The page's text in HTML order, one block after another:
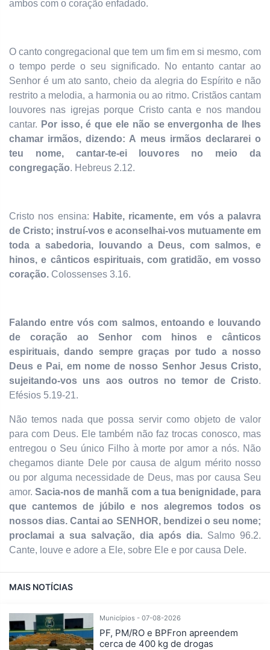
ambos com o coração enfadado.
O canto congregacional que tem um fim em si mesmo, com
o tempo perde o seu significado. No entanto cantar ao
Senhor é um ato santo, cheio da alegria do Espírito e não
restrito a melodia, a harmonia ou ao ritmo. Cristãos cantam
louvores nas igrejas porque Cristo canta e nos mandou
cantar. Por isso, é que ele não se envergonha de lhes
chamar irmãos, dizendo: A meus irmãos declararei o
teu nome, cantar-te-ei louvores no meio da
congregação. Hebreus 2.12.
Cristo nos ensina: Habite, ricamente, em vós a palavra
de Cristo; instruí-vos e aconselhai-vos mutuamente em
toda a sabedoria, louvando a Deus, com salmos, e
hinos, e cânticos espirituais, com gratidão, em vosso
coração. Colossenses 3.16.
Falando entre vós com salmos, entoando e louvando
de coração ao Senhor com hinos e cânticos
espirituais, dando sempre graças por tudo a nosso
Deus e Pai, em nome de nosso Senhor Jesus Cristo,
sujeitando-vos uns aos outros no temor de Cristo.
Efésios 5.19-21.
Não temos nada que possa servir como objeto de valor
para com Deus. Ele também não faz trocas conosco, mas
entregou o Seu único Filho à morte por amor a nós. Não
chegamos diante Dele por causa de algum mérito nosso
ou por alguma necessidade de Deus, mas por causa Seu
amor.Sacia-nos de manhã com a tua benignidade, para
que cantemos de júbilo e nos alegremos todos os
nossos dias. Cantai ao SENHOR, bendizei o seu nome;
proclamai a sua salvação, dia após dia.Salmo 96.2.
Cante, louve e adore a Ele, sobre Ele e por causa Dele.
MAIS NOTÍCIAS
Municípios - 07-08-2026
PF, PM/RO e BPFron apreendem
cerca de 400 kg de drogas